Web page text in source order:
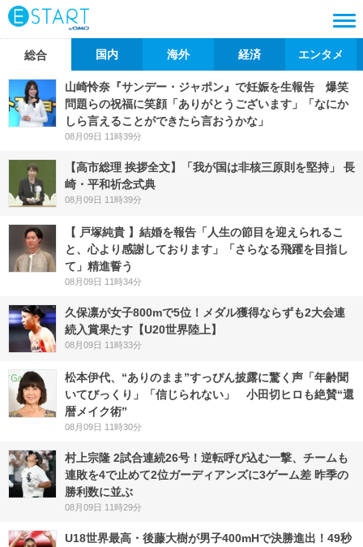
総合 国内 海外 経済 エンタメ
山崎怜奈『サンデー・ジャポン』で妊娠を生報告 爆笑
問題らの祝福に笑顔「ありがとうございます」「なにか
しら言えることができたら言おうかな」
08月09日 11時39分
【高市総理 挨拶全文】「我が国は非核三原則を堅持」 長
崎・平和祈念式典
08月09日 11時39分
【 戸塚純貴 】結婚を報告「人生の節目を迎えられるこ
と、心より感謝しております」「さらなる飛躍を目指し
て」精進誓う
08月09日 11時34分
久保凛が女子800mで5位！メダル獲得ならずも2大会連
続入賞果たす【U20世界陸上】
08月09日 11時33分
松本伊代、“ありのまま”すっぴん披露に驚く声「年齢聞
いてびっくり」「信じられない」 小田切ヒロも絶賛“還
暦メイク術”
08月09日 11時30分
村上宗隆 2試合連続26号！逆転呼び込む一撃、チームも
連敗を4で止めて2位ガーディアンズに3ゲーム差 昨季の
勝利数に並ぶ
08月09日 11時29分
U18世界最高・後藤大樹が男子400mHで決勝進出！49秒